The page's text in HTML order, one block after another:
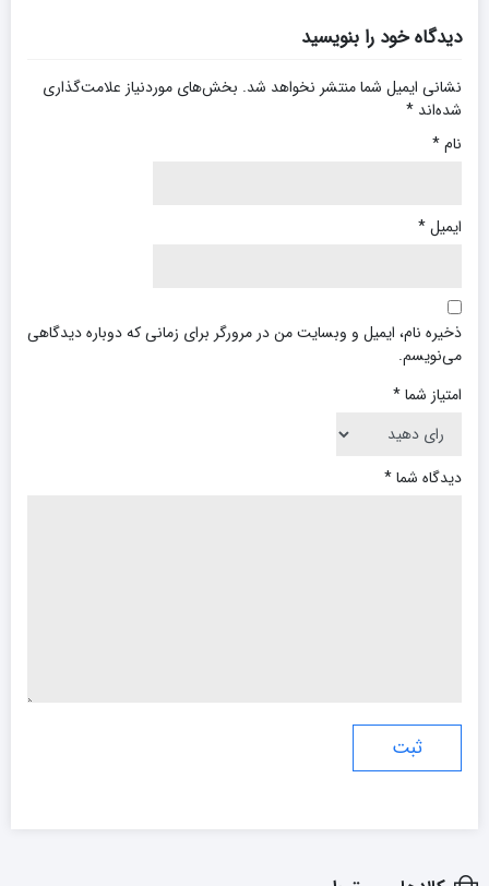
دیدگاه خود را بنویسید
نشانی ایمیل شما منتشر نخواهد شد. بخش‌های موردنیاز علامت‌گذاری
شده‌اند *
نام*
ایمیل*
ذخیره نام، ایمیل و وبسایت من در مرورگر برای زمانی که دوباره دیدگاهی
می‌نویسم.
امتیاز شما*
دیدگاه شما*